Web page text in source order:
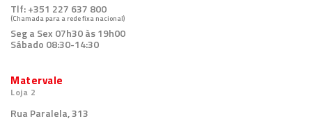
Tlf:+351 227 637 800
(Chamada para a rede fixa nacional)
Seg a Sex 07h30 às 19h00
Sábado 08:30-14:30
Matervale
Loja 2
Rua Paralela, 313